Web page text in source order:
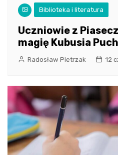
Biblioteka i literatura
Uczniowie z
magię Kubusia
Radosław Pietrzak 12